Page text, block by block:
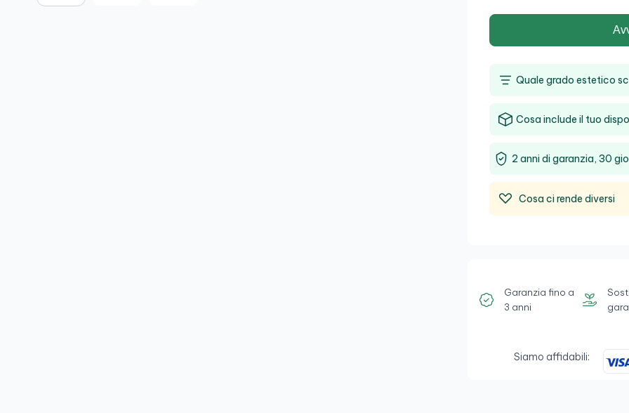
Quale grado estetico
Cosa include il tuo
2 anni di garanzia, 30
Cosa ci rende diversi
Garanzia fino a
3 anni
Siamo affidabili: